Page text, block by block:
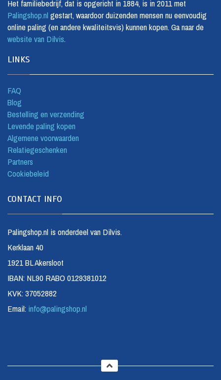
Het familiebedrijf, dat is opgericht in 1884, is in 2011 met
Palingshop.nl gestart, waardoor duizenden mensen nu eenvoudig
online paling (en andere kwaliteitsvis) kunnen kopen. Ga naar de
website van Dilvis.
LINKS
FAQ
Blog
Bestelling en verzending
Levende paling kopen
Algemene voorwaarden
Relatiegeschenken
Partners
Cookiebeleid
CONTACT INFO
Palingshop.nl is onderdeel van Dilvis.
Kerklaan 40
1921 BL Akersloot
IBAN: NL90 RABO 0129381012
KVK: 37052882
Email: info@palingshop.nl